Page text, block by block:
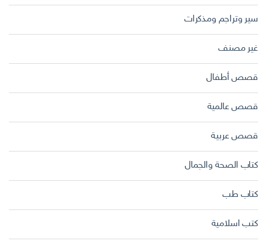
سير وتراجم ومذكرات
غير مصنف
قصص أطفال
قصص عالمية
قصص عربية
كتاب الصحة والجمال
كتاب طب
كتب اسلامية